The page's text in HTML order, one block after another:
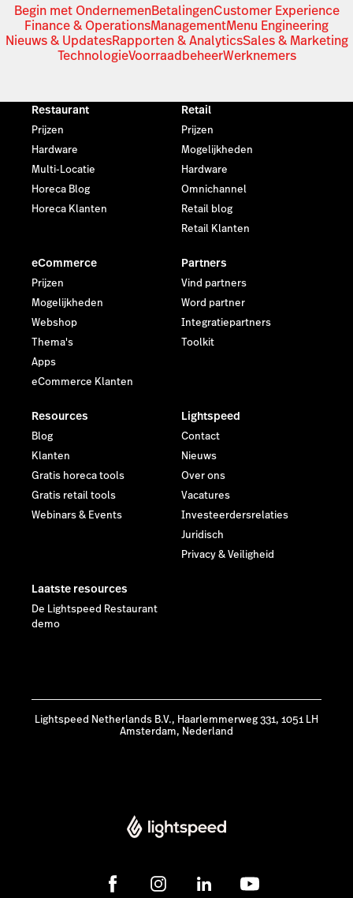
Begin met OndernemenBetalingenCustomer Experience
Finance & OperationsManagementMenu Engineering
Nieuws & UpdatesRapporten & AnalyticsSales & Marketing
TechnologieVoorraadbeheerWerknemers
Restaurant
Prijzen
Hardware
Multi-Locatie
Horeca Blog
Horeca Klanten
Retail
Prijzen
Mogelijkheden
Hardware
Omnichannel
Retail blog
Retail Klanten
eCommerce
Prijzen
Mogelijkheden
Webshop
Thema's
Apps
eCommerce Klanten
Partners
Vind partners
Word partner
Integratiepartners
Toolkit
Resources
Blog
Klanten
Gratis horeca tools
Gratis retail tools
Webinars & Events
Lightspeed
Contact
Nieuws
Over ons
Vacatures
Investeerdersrelaties
Juridisch
Privacy & Veiligheid
Laatste resources
De Lightspeed Restaurant
demo
Lightspeed Netherlands B.V., Haarlemmerweg 331, 1051 LH
Amsterdam, Nederland